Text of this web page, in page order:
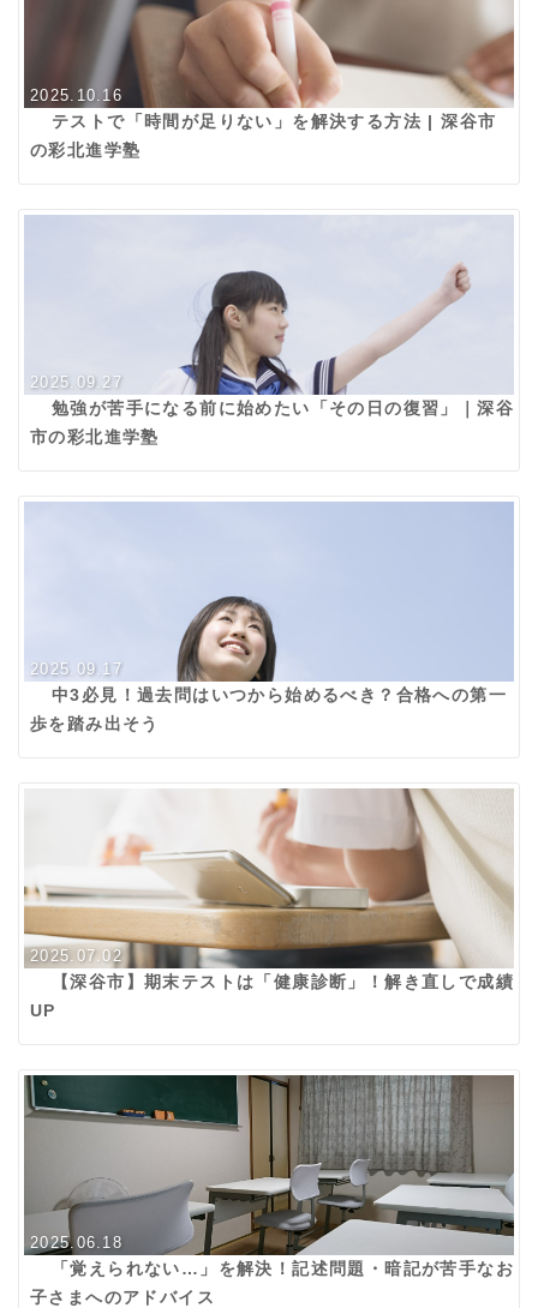
2025.10.16
テストで「時間が足りない」を解決する方法 | 深谷市
の彩北進学塾
2025.09.27
勉強が苦手になる前に始めたい「その日の復習」｜深谷
市の彩北進学塾
2025.09.17
中3必見！過去問はいつから始めるべき？合格への第一
歩を踏み出そう
2025.07.02
【深谷市】期末テストは「健康診断」！解き直しで成績
UP
2025.06.18
「覚えられない…」を解決！記述問題・暗記が苦手なお
子さまへのアドバイス